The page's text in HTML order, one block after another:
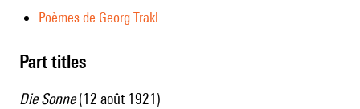
Poèmes de Georg Trakl
Part titles
Die Sonne(12 août 1921)